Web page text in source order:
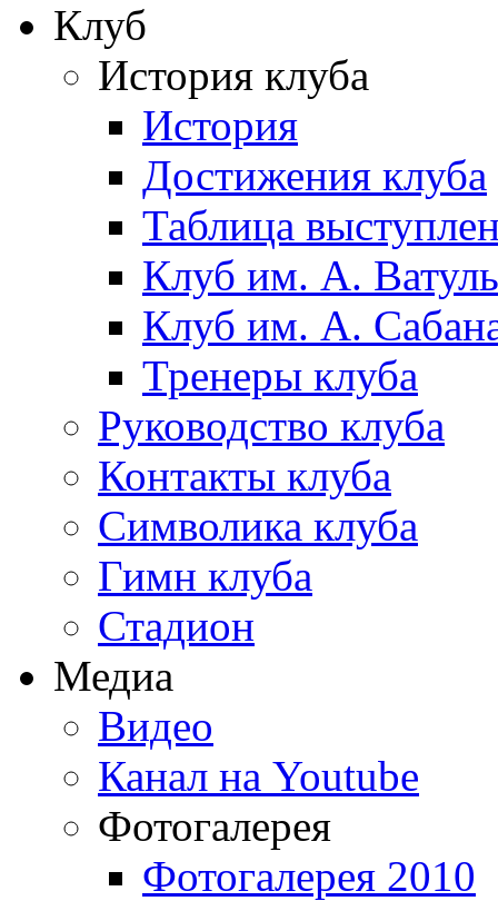
Клуб
История клуба
История
Достижения клуба
Таблица
Клуб им. А.
Клуб им. А.
Тренеры клуба
Руководство клуба
Контакты клуба
Символика клуба
Гимн клуба
Стадион
Медиа
Видео
Канал на Youtube
Фотогалерея
Фотогалерея 2010